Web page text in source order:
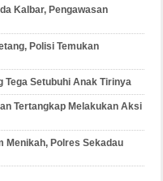
Kalbar, Pengawasan
Polisi Temukan
Tega Setubuhi Anak Tirinya
Tertangkap Melakukan Aksi
Menikah, Polres Sekadau